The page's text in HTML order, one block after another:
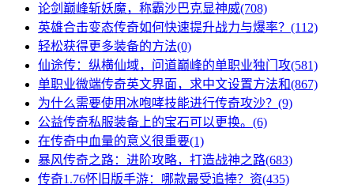
论剑巅峰斩妖魔，称霸沙巴克显神威(708)
英雄合击变态传奇如何快速提升战力与爆率？(112)
轻松获得更多装备的方法(0)
仙途传：纵横仙域，问道巅峰的单职业独门攻(581)
单职业微端传奇英文界面，求中文设置方法和(867)
为什么需要使用冰咆哮技能进行传奇攻沙？(9)
公益传奇私服装备上的宝石可以更换。(6)
在传奇中血量的意义很重要(1)
暴风传奇之路：进阶攻略，打造战神之路(683)
传奇1.76怀旧版手游：哪款最受追捧？资(435)